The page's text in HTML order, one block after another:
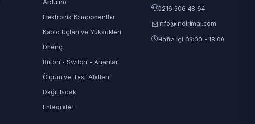
Arduino
Elektronik Komponentler
Kablo Uçları ve Yüksükleri
Direnç
Buton - Switch - Anahtar
Ölçüm ve Test Aletleri
Dağıtılacak
Entegreler
0216 606 48 64
info@indirimal.com
Hafta içi 09:00 - 18:00